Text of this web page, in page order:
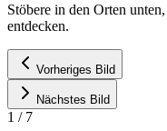
Stöbere in den Orten
entdecken.
Vorheriges Bild
Nächstes Bild
1 / 7